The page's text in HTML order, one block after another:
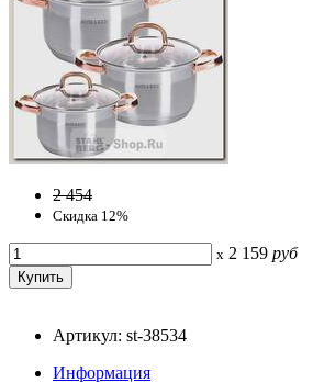
2 454
Скидка 12%
x 2 159 руб
Артикул: st-38534
Информация